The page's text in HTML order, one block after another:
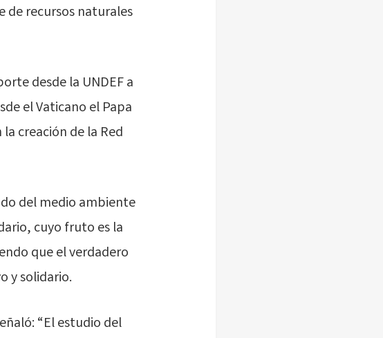
de recursos naturales
desde la UNDEF a
el Vaticano el Papa
creación de la Red
del medio ambiente
cuyo fruto es la
que el verdadero
y solidario.
“El estudio del